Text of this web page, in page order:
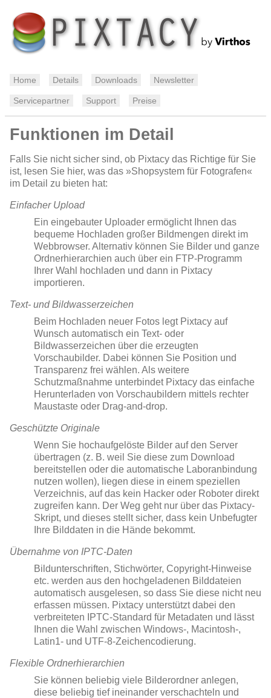
Home Details Downloads Newsletter
Servicepartner Support Preise
Funktionen im Detail
Falls Sie nicht sicher sind, ob Pixtacy das Richtige für Sie
ist, lesen Sie hier, was das »Shopsystem für Fotografen«
im Detail zu bieten hat:
Einfacher Upload
Ein eingebauter Uploader ermöglicht Ihnen das
bequeme Hochladen großer Bildmengen direkt im
Webbrowser. Alternativ können Sie Bilder und ganze
Ordnerhierarchien auch über ein FTP-Programm
Ihrer Wahl hochladen und dann in Pixtacy
importieren.
Text- und Bildwasserzeichen
Beim Hochladen neuer Fotos legt Pixtacy auf
Wunsch automatisch ein Text- oder
Bildwasserzeichen über die erzeugten
Vorschaubilder. Dabei können Sie Position und
Transparenz frei wählen. Als weitere
Schutzmaßnahme unterbindet Pixtacy das einfache
Herunterladen von Vorschaubildern mittels rechter
Maustaste oder Drag-and-drop.
Geschützte Originale
Wenn Sie hochaufgelöste Bilder auf den Server
übertragen (z. B. weil Sie diese zum Download
bereitstellen oder die automatische Laboranbindung
nutzen wollen), liegen diese in einem speziellen
Verzeichnis, auf das kein Hacker oder Roboter direkt
zugreifen kann. Der Weg geht nur über das Pixtacy-
Skript, und dieses stellt sicher, dass kein Unbefugter
Ihre Bilddaten in die Hände bekommt.
Übernahme von IPTC-Daten
Bildunterschriften, Stichwörter, Copyright-Hinweise
etc. werden aus den hochgeladenen Bilddateien
automatisch ausgelesen, so dass Sie diese nicht neu
erfassen müssen. Pixtacy unterstützt dabei den
verbreiteten IPTC-Standard für Metadaten und lässt
Ihnen die Wahl zwischen Windows-, Macintosh-,
Latin1- und UTF-8-Zeichencodierung.
Flexible Ordnerhierarchien
Sie können beliebig viele Bilderordner anlegen,
diese beliebig tief ineinander verschachteln und